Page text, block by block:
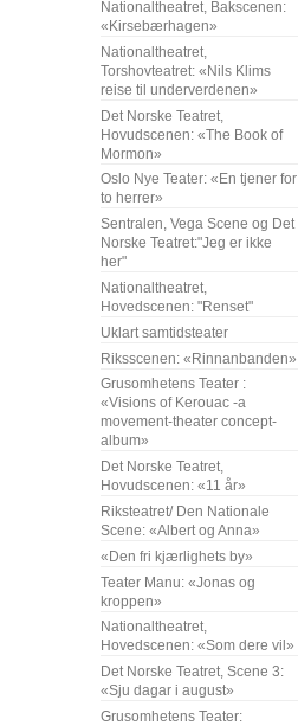
Nationaltheatret, Bakscenen:
«Kirsebærhagen»
Nationaltheatret,
Torshovteatret: «Nils Klims
reise til underverdenen»
Det Norske Teatret,
Hovudscenen: «The Book of
Mormon»
Oslo Nye Teater: «En tjener for
to herrer»
Sentralen, Vega Scene og Det
Norske Teatret:"Jeg er ikke
her"
Nationaltheatret,
Hovedscenen: "Renset"
Uklart samtidsteater
Riksscenen: «Rinnanbanden»
Grusomhetens Teater :
«Visions of Kerouac -a
movement-theater concept-
album»
Det Norske Teatret,
Hovudscenen: «11 år»
Riksteatret/ Den Nationale
Scene: «Albert og Anna»
«Den fri kjærlighets by»
Teater Manu: «Jonas og
kroppen»
Nationaltheatret,
Hovedscenen: «Som dere vil»
Det Norske Teatret, Scene 3:
«Sju dagar i august»
Grusomhetens Teater: